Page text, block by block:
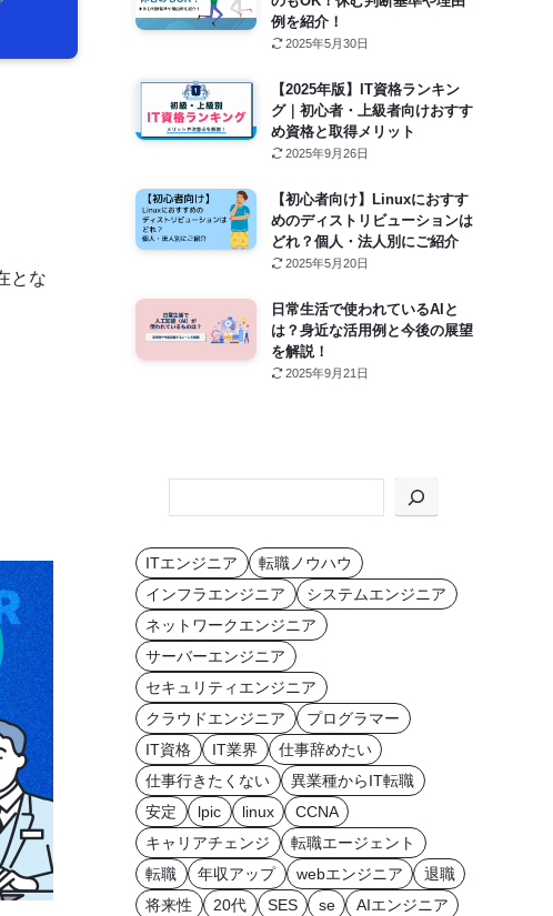
とな
例を紹介！
2025年5月30日
【2025年版】IT資格ランキン
グ｜初心者・上級者向けおすす
め資格と取得メリット
2025年9月26日
【初心者向け】Linuxにおすす
めのディストリビューションは
どれ？個人・法人別にご紹介
2025年5月20日
日常生活で使われているAIと
は？身近な活用例と今後の展望
を解説！
2025年9月21日
ら
探
す
ITエンジニア
転職ノウハウ
インフラエンジニア
システムエンジニア
ネットワークエンジニア
サーバーエンジニア
セキュリティエンジニア
クラウドエンジニア
プログラマー
IT資格
IT業界
仕事辞めたい
仕事行きたくない
異業種からIT転職
安定
lpic linux
CCNA
キャリアチェンジ
転職エージェント
転職
年収アップ webエンジニア
退職
将来性
20代 SES se
AIエンジニア